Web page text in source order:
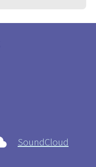
SoundCloud